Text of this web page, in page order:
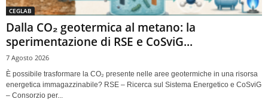
CEGLAB
Dalla CO₂ geotermica al metano: la
sperimentazione di RSE e CoSviG...
7 Agosto 2026
È possibile trasformare la CO₂ presente nelle aree geotermiche in una risorsa
energetica immagazzinabile? RSE – Ricerca sul Sistema Energetico e CoSviG
– Consorzio per...